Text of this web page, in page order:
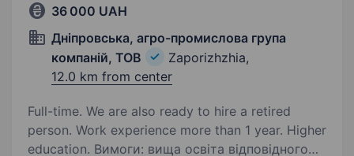
36 000 UAH
Дніпровська, агро-промислова група
компаній, ТОВ
Zaporizhzhia,
12.0 km from center
Full-time. We are also ready to hire a retired
person. Work experience more than 1 year. Higher
education. Вимоги: вища освіта відповідного